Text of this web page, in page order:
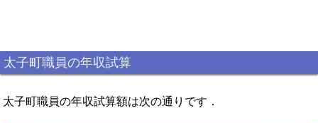
太子町職員の年収試算
太子町職員の年収試算額は次の通りです．